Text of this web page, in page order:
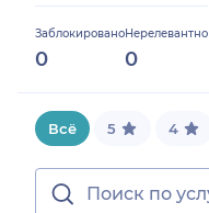
Заблокировано
0
Нерелевантно
0
0%
Всё 5 4